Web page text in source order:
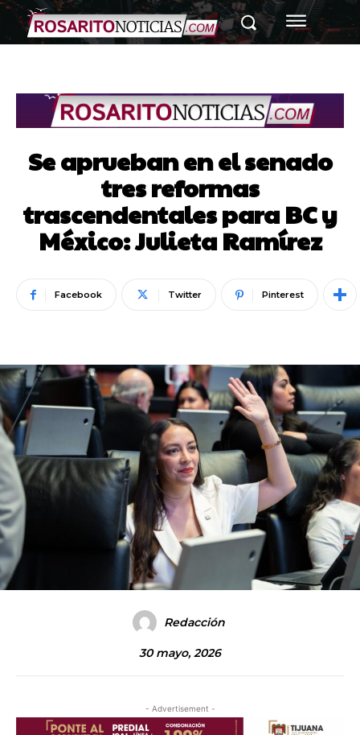
Se aprueban en el senado
tres reformas
trascendentales para BC y
México: Julieta Ramírez
Facebook Twitter Pinterest
Redacción
30 mayo, 2026
- Advertisement -